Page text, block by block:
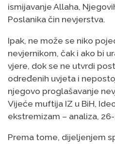
ismijavanje Allaha,
Poslanika čin nevjerstva.
Ipak, ne može se niko
nevjernikom, čak i ako bi
vjere, dok se ne utvrdi
određenih uvjeta i
njegovo proglašavanje
Vijeće muftija IZ u BiH,
ekstremizam – analiza,
Prema tome, dijeljenjem